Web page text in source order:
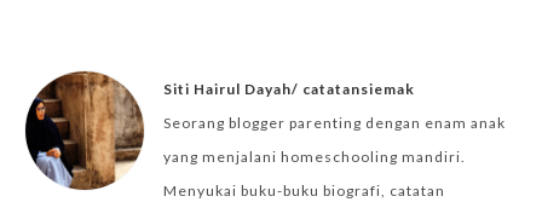
Siti Hairul Dayah/ catatansiemak
Seorang blogger parenting dengan enam anak
yang menjalani homeschooling mandiri.
Menyukai buku-buku biografi, catatan